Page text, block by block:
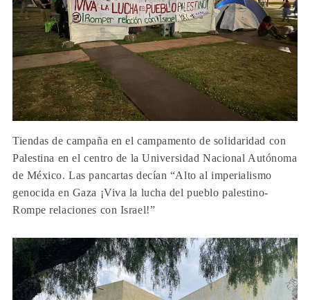
Tiendas de campaña en el campamento de solidaridad con
Palestina en el centro de la Universidad Nacional Autónoma
de México. Las pancartas decían “Alto al imperialismo
genocida en Gaza ¡Viva la lucha del pueblo palestino-
Rompe relaciones con Israel!”